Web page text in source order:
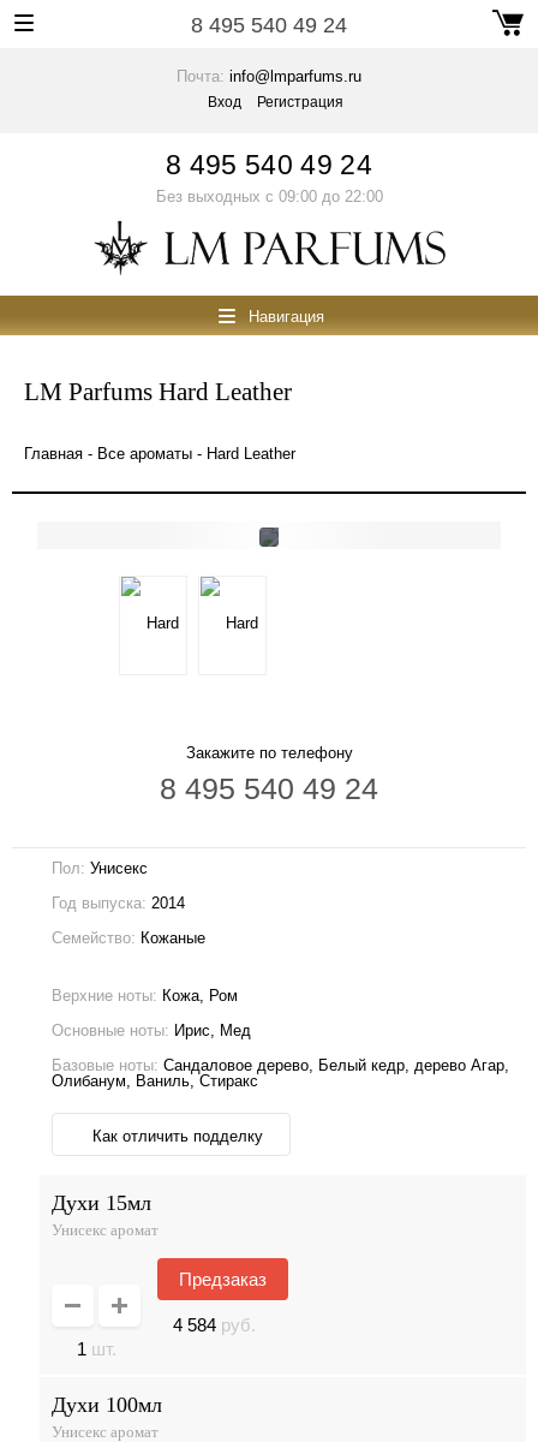
8 495 540 49 24
Почта: info@lmparfums.ru
Вход Регистрация
8 495 540 49 24
Без выходных с 09:00 до 22:00
Навигация
LM Parfums Hard Leather
Главная - Все ароматы - Hard Leather
Закажите по телефону
8 495 540 49 24
Как отличить подделку
Пол: Унисекс
Год выпуска: 2014
Семейство: Кожаные
Верхние ноты: Кожа, Ром
Основные ноты: Ирис, Мед
Базовые ноты: Сандаловое дерево, Белый кедр, дерево Агар,
Олибанум, Ваниль, Стиракс
духи 15мл
Унисекс аромат
1 шт.
Предзаказ
4 584 руб.
духи 100мл
Унисекс аромат